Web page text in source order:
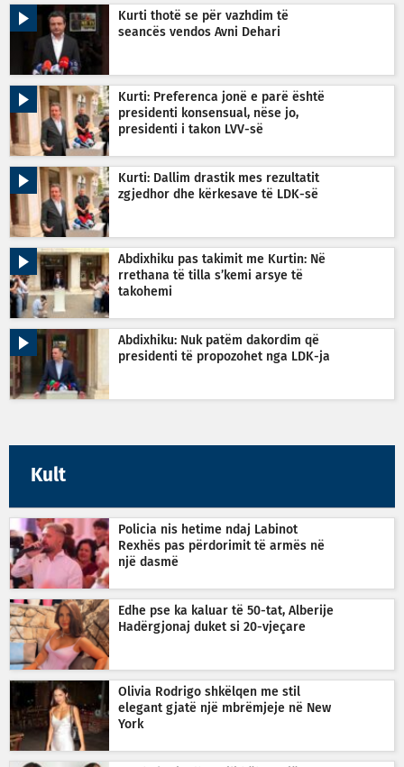
Kurti thotë se për vazhdim të
seancës vendos Avni Dehari
Kurti: Preferenca jonë e parë është
presidenti konsensual, nëse jo,
presidenti i takon LVV-së
Kurti: Dallim drastik mes rezultatit
zgjedhor dhe kërkesave të LDK-së
Abdixhiku pas takimit me Kurtin: Në
rrethana të tilla s’kemi arsye të
takohemi
Abdixhiku: Nuk patëm dakordim që
presidenti të propozohet nga LDK-ja
Kult
Policia nis hetime ndaj Labinot
Rexhës pas përdorimit të armës në
një dasmë
Edhe pse ka kaluar të 50-tat, Alberije
Hadërgjonaj duket si 20-vjeçare
Olivia Rodrigo shkëlqen me stil
elegant gjatë një mbrëmjeje në New
York